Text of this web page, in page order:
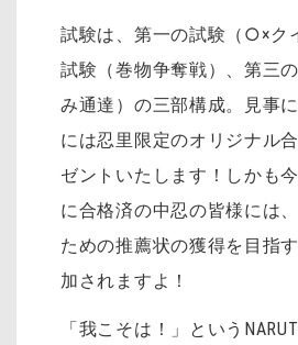
試験は、第一の試験（○×ク
試験（巻物争奪戦）、第三
み通達）の三部構成。見事
には忍里限定のオリジナル
ゼントいたします！しかも
に合格済の中忍の皆様には
ための推薦状の獲得を目指
加されますよ！
「我こそは！」という